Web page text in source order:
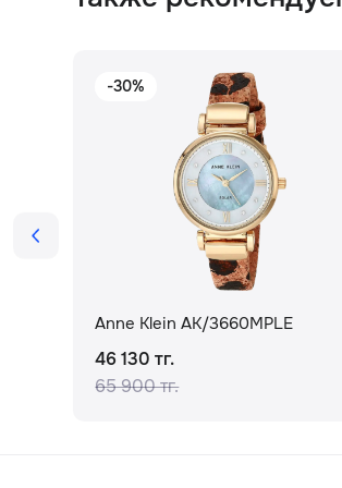
-30%
Anne Klein AK/3660MPLE
46 130 тг.
65 900 тг.